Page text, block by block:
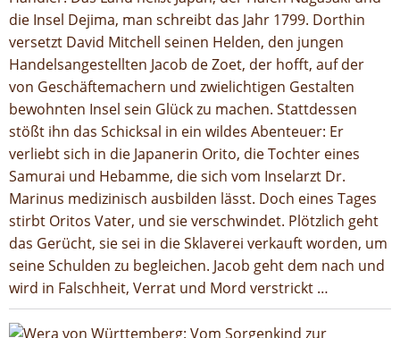
die Insel Dejima, man schreibt das Jahr 1799. Dorthin
versetzt David Mitchell seinen Helden, den jungen
Handelsangestellten Jacob de Zoet, der hofft, auf der
von Geschäftemachern und zwielichtigen Gestalten
bewohnten Insel sein Glück zu machen. Stattdessen
stößt ihn das Schicksal in ein wildes Abenteuer: Er
verliebt sich in die Japanerin Orito, die Tochter eines
Samurai und Hebamme, die sich vom Inselarzt Dr.
Marinus medizinisch ausbilden lässt. Doch eines Tages
stirbt Oritos Vater, und sie verschwindet. Plötzlich geht
das Gerücht, sie sei in die Sklaverei verkauft worden, um
seine Schulden zu begleichen. Jacob geht dem nach und
wird in Falschheit, Verrat und Mord verstrickt …